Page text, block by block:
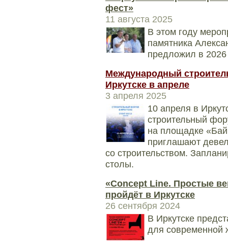
фест»
11 августа 2025
В этом году
памятника
предложил в 2026
Международный
Иркутске в апреле
3 апреля 2025
10 апреля в
строительный
на площадке
приглашают
со строительством.
столы.
«Concept Line. Простые
пройдёт в Иркутске
26 сентября 2024
В Иркутске
для современной